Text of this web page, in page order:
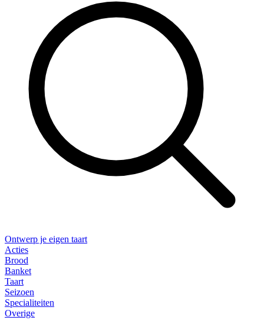
Ontwerp je eigen taart
Acties
Brood
Banket
Taart
Seizoen
Specialiteiten
Overige